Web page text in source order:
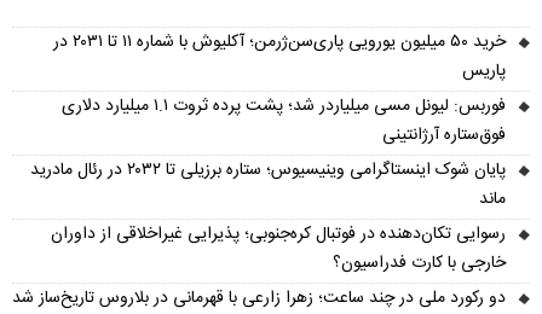
خرید ۵۰ میلیون یورویی پاری‌سن‌ژرمن؛ آکلیوش با شماره ۱۱ تا ۲۰۳۱ در
پاریس
فوربس: لیونل مسی میلیاردر شد؛ پشت پرده ثروت ۱.۱ میلیارد دلاری
فوق‌ستاره آرژانتینی
پایان شوک اینستاگرامی وینیسیوس؛ ستاره برزیلی تا ۲۰۳۲ در رئال مادرید
ماند
رسوایی تکان‌دهنده در فوتبال کره‌جنوبی؛ پذیرایی غیراخلاقی از داوران
خارجی با کارت فدراسیون؟
دو رکورد ملی در چند ساعت؛ زهرا زارعی با قهرمانی در بلاروس تاریخ‌ساز شد